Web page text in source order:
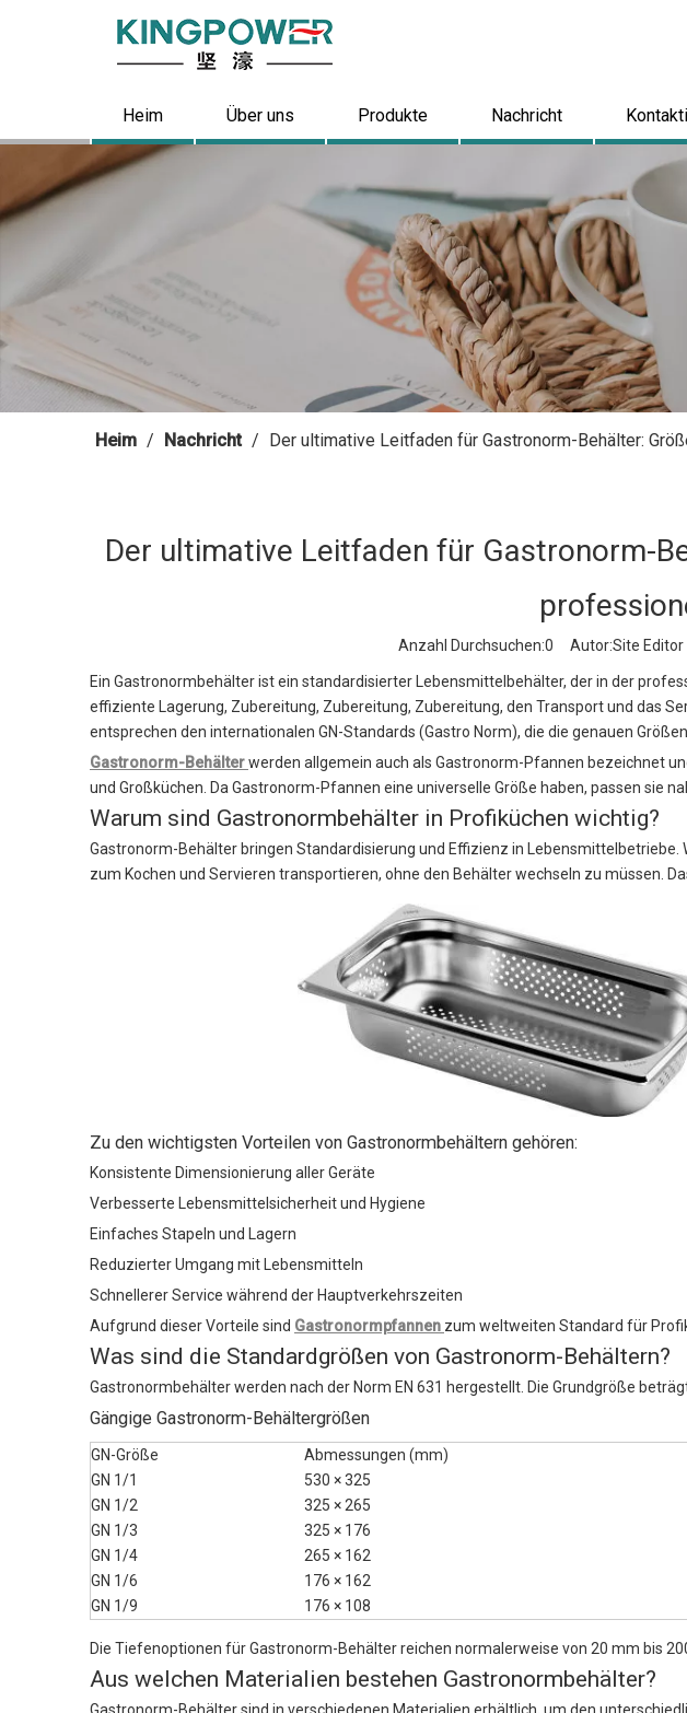
Heim Über uns Produkte Nachricht
Heim / Nachricht / Der ultimative Leitfaden für Gastronorm-Behälter:
Der ultimative Leitfaden für Gastronorm-
Anzahl Durchsuchen:0 Autor:Site
Ein Gastronormbehälter ist ein standardisierter Lebensmittelbehälter, der in der
effiziente Lagerung, Zubereitung, Zubereitung, Zubereitung, den Transport und das
entsprechen den internationalen GN-Standards (Gastro Norm), die die genauen
Gastronorm-Behälterwerden allgemein auch als Gastronorm-Pfannen bezeichnet
und Großküchen. Da Gastronorm-Pfannen eine universelle Größe haben, passen sie
Warum sind Gastronormbehälter in Profiküchen wichtig?
Gastronorm-Behälter bringen Standardisierung und Effizienz in
zum Kochen und Servieren transportieren, ohne den Behälter wechseln zu müssen.
Zu den wichtigsten Vorteilen von Gastronormbehältern gehören:
Konsistente Dimensionierung aller Geräte
Verbesserte Lebensmittelsicherheit und Hygiene
Einfaches Stapeln und Lagern
Reduzierter Umgang mit Lebensmitteln
Schnellerer Service während der Hauptverkehrszeiten
Aufgrund dieser Vorteile sind Gastronormpfannen zum weltweiten Standard für
Was sind die Standardgrößen von Gastronorm-Behältern?
Gastronormbehälter werden nach der Norm EN 631 hergestellt. Die Grundgröße
Gängige Gastronorm-Behältergrößen
GN-Größe Abmessungen (mm)
GN 1/1
530 × 325
GN 1/2
325 × 265
GN 1/3
325 × 176
GN 1/4
265 × 162
GN 1/6
176 × 162
GN 1/9
176 × 108
Die Tiefenoptionen für Gastronorm-Behälter reichen normalerweise von 20 mm bis
Aus welchen Materialien bestehen Gastronormbehälter?